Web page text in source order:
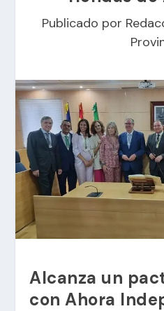
Publicado por
Alcanza un
con Ahora